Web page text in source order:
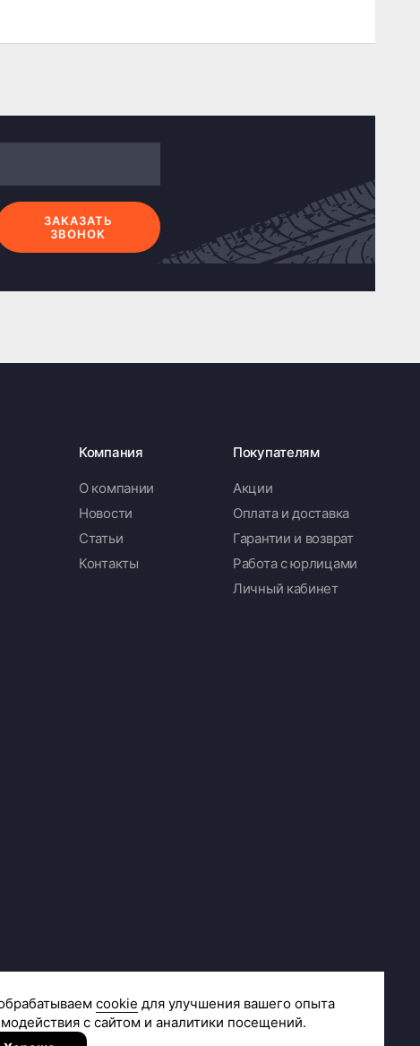
ЗАКАЗАТЬ
ЗВОНОК
Компания
О компании
Новости
Статьи
Контакты
Покупателям
Акции
Оплата и доставка
Гарантии и возврат
Работа с юрлицами
Личный кабинет
Сделано в